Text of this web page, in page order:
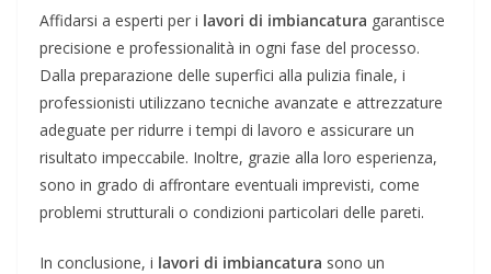
Affidarsi a esperti per i lavori di imbiancatura garantisce
precisione e professionalità in ogni fase del processo.
Dalla preparazione delle superfici alla pulizia finale, i
professionisti utilizzano tecniche avanzate e attrezzature
adeguate per ridurre i tempi di lavoro e assicurare un
risultato impeccabile. Inoltre, grazie alla loro esperienza,
sono in grado di affrontare eventuali imprevisti, come
problemi strutturali o condizioni particolari delle pareti.
In conclusione, i lavori di imbiancatura sono un